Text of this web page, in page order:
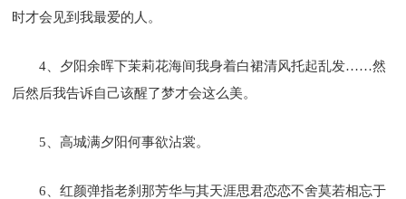
时才会见到我最爱的人。
4、夕阳余晖下茉莉花海间我身着白裙清风托起乱发……然
后然后我告诉自己该醒了梦才会这么美。
5、高城满夕阳何事欲沾裳。
6、红颜弹指老刹那芳华与其天涯思君恋恋不舍莫若相忘于